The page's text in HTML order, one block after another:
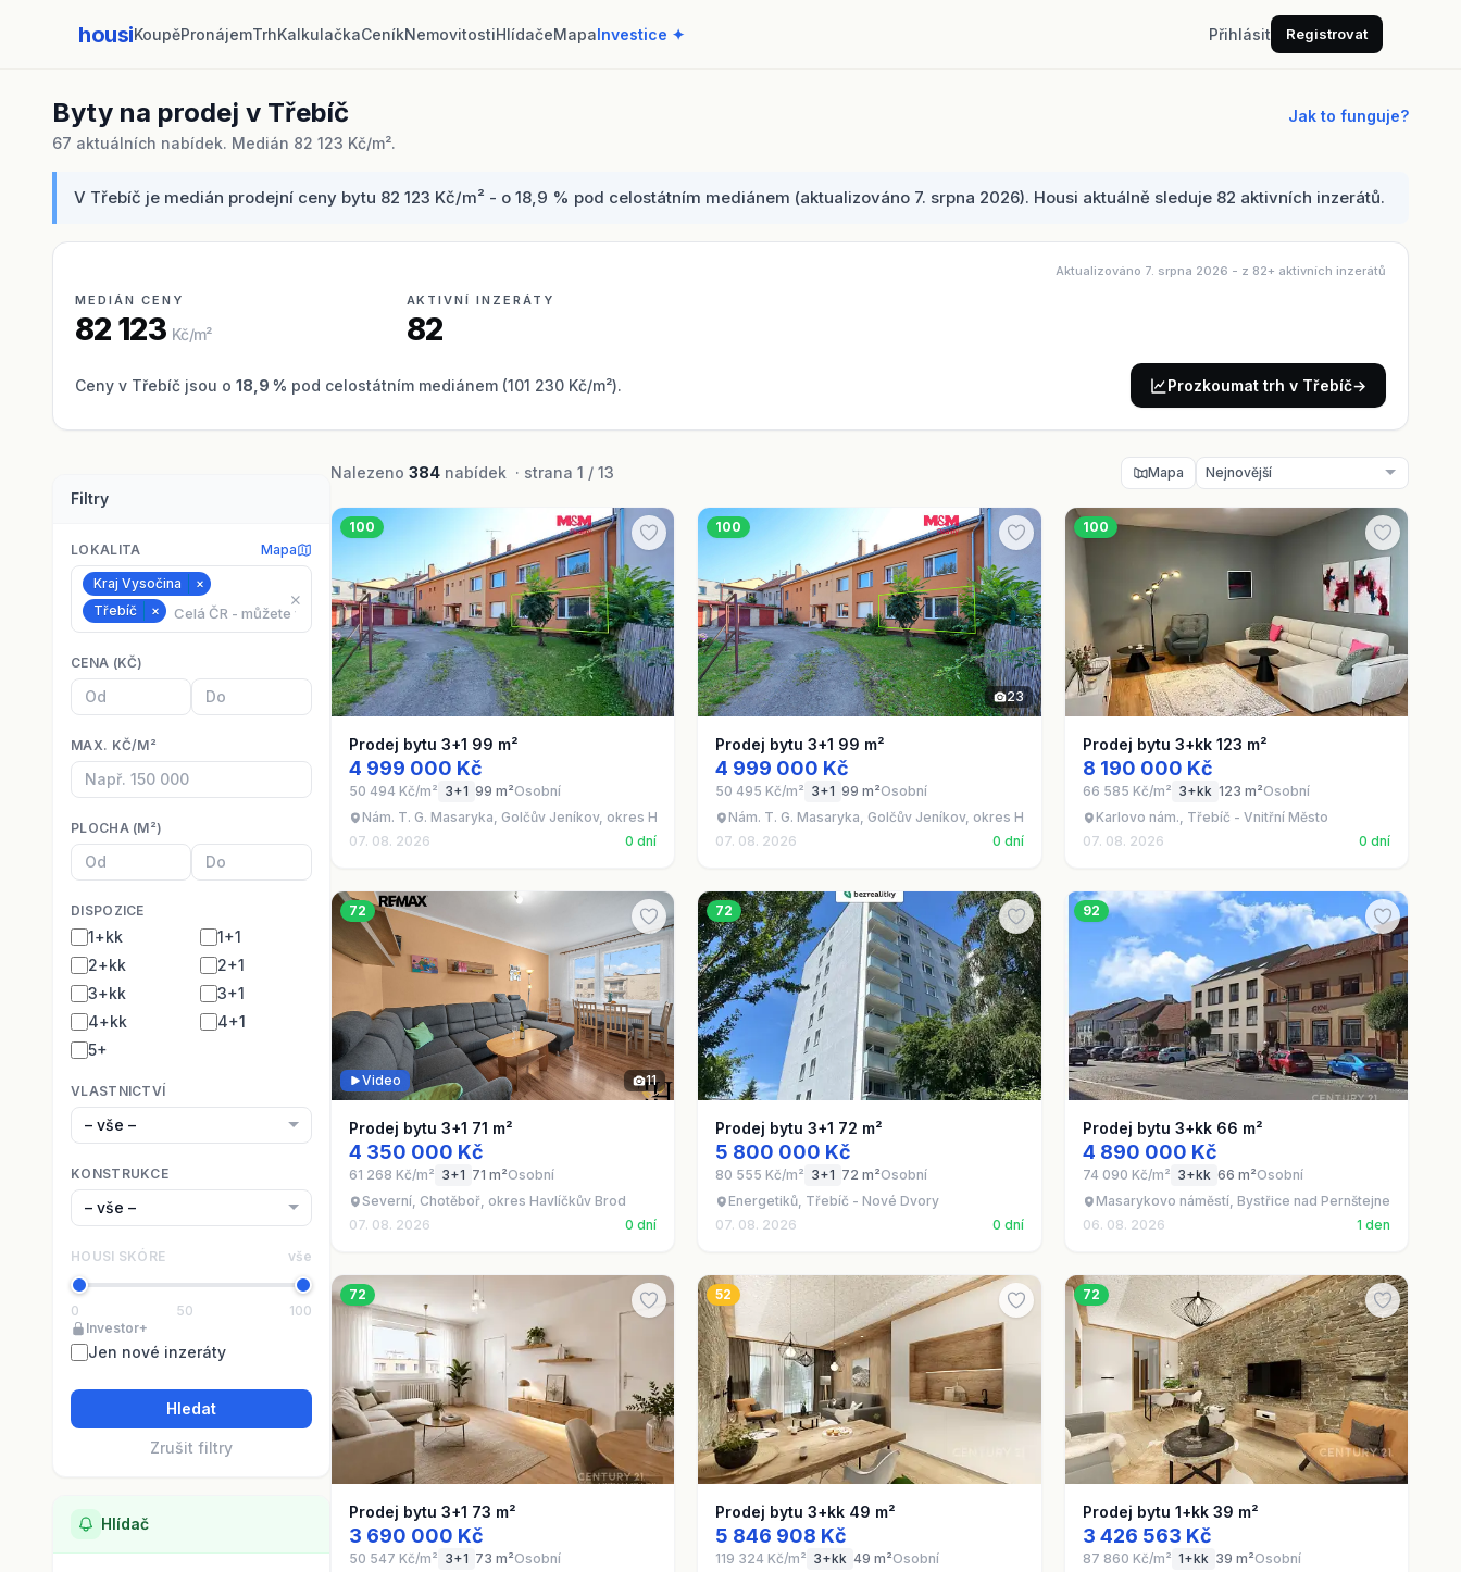
housiKoupěPronájemTrhKalkulačkaCeníkNemovitostiHlídačeMapaInvestice ✦ Přihlásit Registrovat
Byty na prodej v Třebíč
Jak to funguje?
67 aktuálních nabídek. Medián 82 123 Kč/m².
V Třebíč je medián prodejní ceny bytu 82 123 Kč/m² - o 18,9 % pod celostátním mediánem (aktualizováno 7. srpna 2026). Housi aktuálně sleduje 82 aktivních inzerátů.
Aktualizováno 7. srpna 2026 - z 82+ aktivních inzerátů
MEDIÁN CENY
82 123 Kč/m²
AKTIVNÍ INZERÁTY
82
Ceny v Třebíč jsou o 18,9 % pod celostátním mediánem (101 230 Kč/m²). Prozkoumat trh v Třebíč→
Filtry
LOKALITA Mapa
Kraj Vysočina
×
Třebíč
×
⨯
CENA (KČ)
MAX. KČ/M²
PLOCHA (M²)
DISPOZICE
1+kk
1+1
2+kk
2+1
3+kk
3+1
4+kk
4+1
5+
VLASTNICTVÍ
KONSTRUKCE
HOUSI SKÓRE vše
0 50
100
Investor+
Jen nové inzeráty
Hledat
Zrušit filtry
Hlídač
Nalezeno 384 nabídek · strana 1 / 13 Mapa
100
Prodej bytu 3+1 99 m²
4 999 000 Kč
50 494 Kč/m² 3+1 99 m²Osobní
Nám. T. G. Masaryka, Golčův Jeníkov, okres Havlíčkův Brod
07. 08. 2026
0 dní
100
23
Prodej bytu 3+1 99 m²
4 999 000 Kč
50 495 Kč/m² 3+1 99 m²Osobní
Nám. T. G. Masaryka, Golčův Jeníkov, okres Havlíčkův Brod
07. 08. 2026
0 dní
100
Prodej bytu 3+kk 123 m²
8 190 000 Kč
66 585 Kč/m² 3+kk 123 m²Osobní
Karlovo nám., Třebíč - Vnitřní Město
07. 08. 2026
0 dní
72
11
Video
Prodej bytu 3+1 71 m²
4 350 000 Kč
61 268 Kč/m² 3+1 71 m²Osobní
Severní, Chotěboř, okres Havlíčkův Brod
07. 08. 2026
0 dní
72
Prodej bytu 3+1 72 m²
5 800 000 Kč
80 555 Kč/m² 3+1 72 m²Osobní
Energetiků, Třebíč - Nové Dvory
07. 08. 2026
0 dní
92
Prodej bytu 3+kk 66 m²
4 890 000 Kč
74 090 Kč/m² 3+kk 66 m²Osobní
Masarykovo náměstí, Bystřice nad Pernštejnem, okres
06. 08. 2026
1 den
72
Prodej bytu 3+1 73 m²
3 690 000 Kč
50 547 Kč/m² 3+1 73 m²Osobní
52
Prodej bytu 3+kk 49 m²
5 846 908 Kč
119 324 Kč/m² 3+kk 49 m²Osobní
72
Prodej bytu 1+kk 39 m²
3 426 563 Kč
87 860 Kč/m² 1+kk 39 m²Osobní